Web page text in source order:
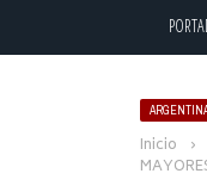
Inicio ›